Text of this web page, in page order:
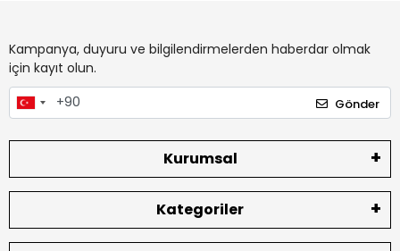
Kampanya, duyuru ve bilgilendirmelerden haberdar olmak
için kayıt olun.
Gönder
Kurumsal
Kategoriler